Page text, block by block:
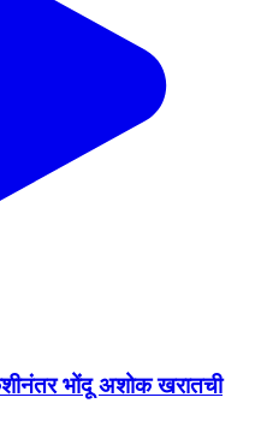
भोंदू अशोक खरातची